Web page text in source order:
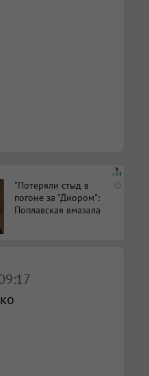
i
"Потеряли стыд в
погоне за "Диором":
Поплавская вмазала